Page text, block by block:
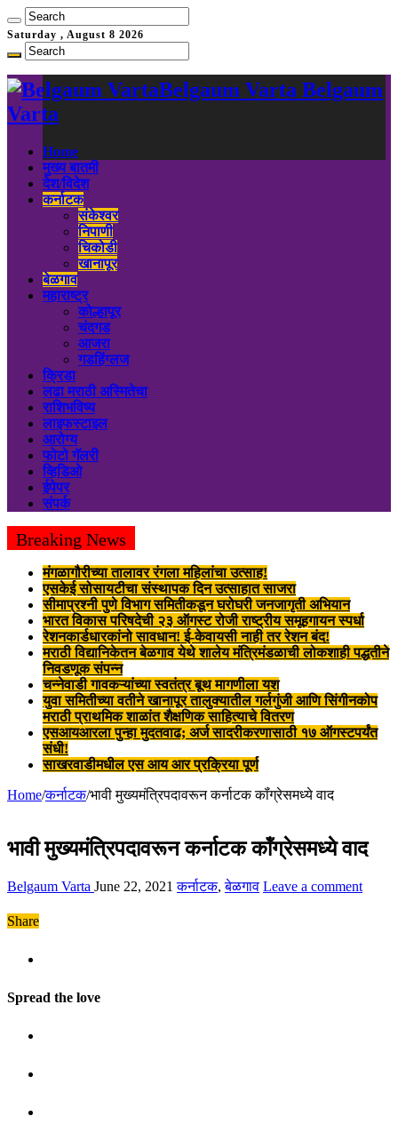
Saturday , August 8 2026
Belgaum Varta Belgaum
Varta
Home
मुख्य बातमी
देश/विदेश
कर्नाटक
संकेश्वर
निपाणी
चिकोडी
खानापूर
बेळगाव
महाराष्ट्र
कोल्हापूर
चंदगड
आजरा
गडहिंग्लज
क्रिडा
लढा मराठी अस्मितेचा
राशिभविष्य
लाइफस्टाइल
आरोग्य
फोटो गॅलरी
व्हिडिओ
ईपेपर
संपर्क
Breaking News
मंगळागौरीच्या तालावर रंगला महिलांचा उत्साह!
एसकेई सोसायटीचा संस्थापक दिन उत्साहात साजरा
सीमाप्रश्नी पुणे विभाग समितीकडून घरोघरी जनजागृती अभियान
भारत विकास परिषदेची २३ ऑगस्ट रोजी राष्ट्रीय समूहगायन स्पर्धा
रेशनकार्डधारकांनो सावधान! ई-केवायसी नाही तर रेशन बंद!
मराठी विद्यानिकेतन बेळगाव येथे शालेय मंत्रिमंडळाची लोकशाही पद्धतीने
निवडणूक संपन्न
चन्नेवाडी गावकऱ्यांच्या स्वतंत्र बूथ मागणीला यश
युवा समितीच्या वतीने खानापूर तालुक्यातील गर्लगुंजी आणि सिंगीनकोप
मराठी प्राथमिक शाळांत शैक्षणिक साहित्याचे वितरण
एसआयआरला पुन्हा मुदतवाढ; अर्ज सादरीकरणासाठी १७ ऑगस्टपर्यंत
संधी!
साखरवाडीमधील एस आय आर प्रक्रिया पूर्ण
Home/कर्नाटक/भावी मुख्यमंत्रिपदावरून कर्नाटक कॉंग्रेसमध्ये वाद
भावी मुख्यमंत्रिपदावरून कर्नाटक कॉंग्रेसमध्ये वाद
Belgaum Varta June 22, 2021 कर्नाटक,बेळगाव Leave a comment
Share
Spread the love